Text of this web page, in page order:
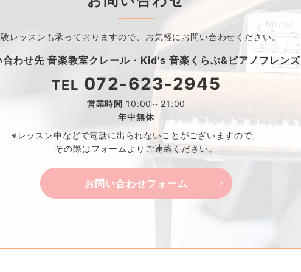
レッスンも承っておりますので、 お気軽にお問い合わせください。
合わせ先 音楽教室クレール・ Kid’s 音楽くらぶ&ピアノフレンズ
TEL 072-623-2945
営業時間 10:00～21:00
年中無休
※レッスン中などで電話に出られないことがございますので、
その際はフォームよりご連絡ください。
お問い合わせフォーム